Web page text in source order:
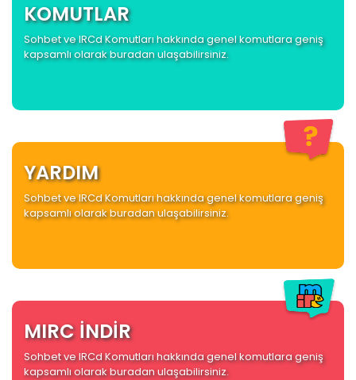
KOMUTLAR
Sohbet ve IRCd Komutları hakkında genel komutlara geniş
kapsamlı olarak buradan ulaşabilirsiniz.
YARDIM
Sohbet ve IRCd Komutları hakkında genel komutlara geniş
kapsamlı olarak buradan ulaşabilirsiniz.
MIRC İNDİR
Sohbet ve IRCd Komutları hakkında genel komutlara geniş
kapsamlı olarak buradan ulaşabilirsiniz.